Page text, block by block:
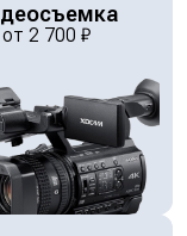
от 2 700 ₽